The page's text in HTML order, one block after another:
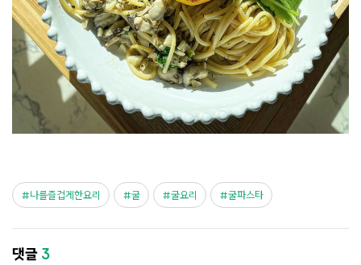
나를즐겁게한요리 굴 굴요리 굴파스타
댓글 3